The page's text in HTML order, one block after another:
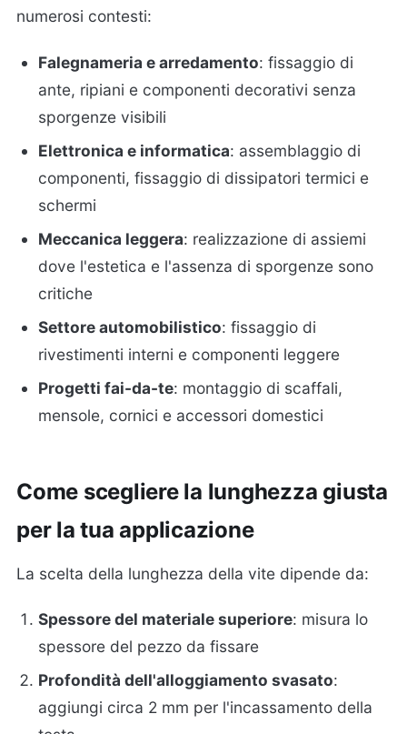
numerosi contesti:
Falegnameria e arredamento: fissaggio di
ante, ripiani e componenti decorativi senza
sporgenze visibili
Elettronica e informatica: assemblaggio di
componenti, fissaggio di dissipatori termici e
schermi
Meccanica leggera: realizzazione di assiemi
dove l'estetica e l'assenza di sporgenze sono
critiche
Settore automobilistico: fissaggio di
rivestimenti interni e componenti leggere
Progetti fai-da-te: montaggio di scaffali,
mensole, cornici e accessori domestici
Come scegliere la lunghezza giusta
per la tua applicazione
La scelta della lunghezza della vite dipende da:
Spessore del materiale superiore: misura lo
spessore del pezzo da fissare
Profondità dell'alloggiamento svasato:
aggiungi circa 2 mm per l'incassamento della